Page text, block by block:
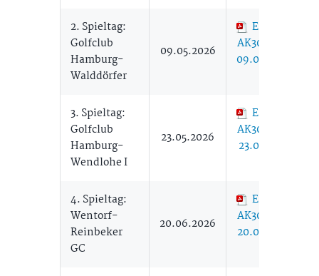
2. Spieltag:
Golfclub
Hamburg-
Walddörfer
09.05.2026
Ergebnisse
AK30 Herren 1
09.05. (206,01
3. Spieltag:
Golfclub
Hamburg-
Wendlohe I
23.05.2026
Ergebnisse
AK30 Herren 1
23.05. (291,41
4. Spieltag:
Wentorf-
Reinbeker
GC
20.06.2026
Ergebnisse
AK30 Herren 1
20.06. (192,63